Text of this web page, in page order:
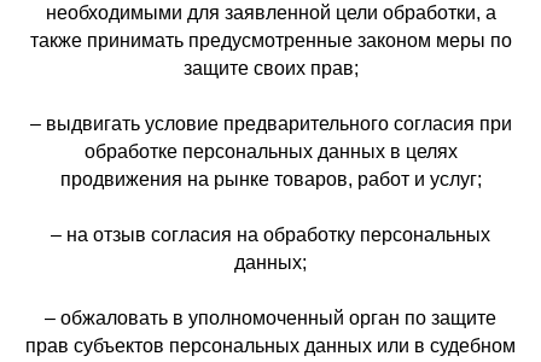
необходимыми для заявленной цели обработки, а
также принимать предусмотренные законом меры по
защите своих прав;
– выдвигать условие предварительного согласия при
обработке персональных данных в целях
продвижения на рынке товаров, работ и услуг;
– на отзыв согласия на обработку персональных
данных;
– обжаловать в уполномоченный орган по защите
прав субъектов персональных данных или в судебном